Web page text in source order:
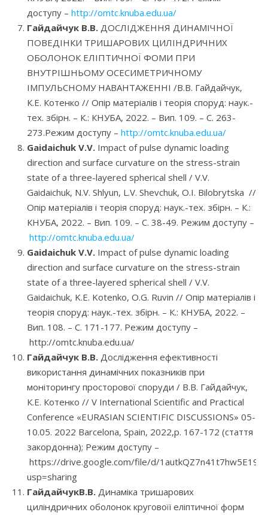
доступу – http://omtc.knuba.edu.ua/
Гайдайчук В.В. ДОСЛІДЖЕННЯ ДИНАМІЧНОЇ
ПОВЕДІНКИ ТРИШАРОВИХ ЦИЛІНДРИЧНИХ
ОБОЛОНОК ЕЛІПТИЧНОЇ ФОМИ ПРИ
ВНУТРІШНЬОМУ ОСЕСИМЕТРИЧНОМУ
ІМПУЛЬСНОМУ НАВАНТАЖЕННІ /В.В. Гайдайчук,
К.Е. Котенко // Опір матеріалів і теорія споруд: наук.-
тех. збірн. – К.: КНУБА, 2022. – Вип. 109. – С. 263-
273.Режим доступу – http://omtc.knuba.edu.ua/
Gaidaichuk V.V. Impact of pulse dynamic loading
direction and surface curvature on the stress-strain
state of a three-layered spherical shell / V.V.
Gaidaichuk, N.V. Shlyun, L.V. Shevchuk, O.I. Bilobrytska //
Опір матеріалів і теорія споруд: наук.-тех. збірн. – К.:
КНУБА, 2022. – Вип. 109. – С. 38-49. Режим доступу –
http://omtc.knuba.edu.ua/
Gaidaichuk V.V. Impact of pulse dynamic loading
direction and surface curvature on the stress-strain
state of a three-layered spherical shell / V.V.
Gaidaichuk, K.E. Kotenko, O.G. Ruvin // Опір матеріалів і
теорія споруд: наук.-тех. збірн. – К.: КНУБА, 2022. –
Вип. 108. – С. 171-177. Режим доступу –
http://omtc.knuba.edu.ua/
Гайдайчук В.В. Дослідження ефективності
використання динамічних показників при
моніторингу просторової споруди / В.В. Гайдайчук,
К.Е. Котенко // V International Scientific and Practical
Conference «EURASIAN SCIENTIFIC DISCUSSIONS» 05-
10.05. 2022 Barcelona, Spain, 2022,p. 167-172 (стаття
закордонна); Режим доступу –
https://drive.google.com/file/d/
usp=sharing
ГайдайчукВ.В. Динаміка тришарових
циліндричних оболонок круговоїі еліптичної форм